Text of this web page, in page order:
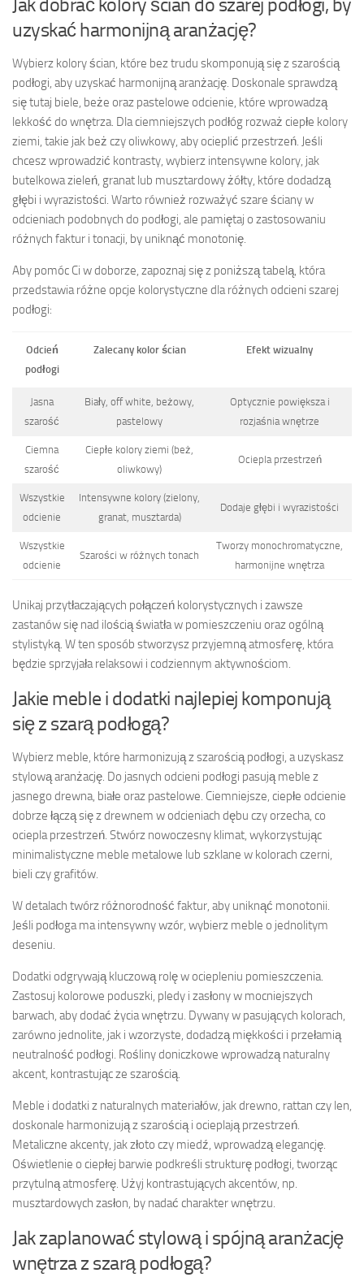
uzyskać harmonijną aranżację?
Wybierz kolory ścian, które bez trudu skomponują się z szarością
podłogi, aby uzyskać harmonijną aranżację. Doskonale sprawdzą
się tutaj biele, beże oraz pastelowe odcienie, które wprowadzą
lekkość do wnętrza. Dla ciemniejszych podłóg rozważ ciepłe kolory
ziemi, takie jak beż czy oliwkowy, aby ocieplić przestrzeń. Jeśli
chcesz wprowadzić kontrasty, wybierz intensywne kolory, jak
butelkowa zieleń, granat lub musztardowy żółty, które dodadzą
głębi i wyrazistości. Warto również rozważyć szare ściany w
odcieniach podobnych do podłogi, ale pamiętaj o zastosowaniu
różnych faktur i tonacji, by uniknąć monotonię.
Aby pomóc Ci w doborze, zapoznaj się z poniższą tabelą, która
przedstawia różne opcje kolorystyczne dla różnych odcieni szarej
podłogi:
Odcień
podłogi
Zalecany kolor ścian Efekt wizualny
Jasna
szarość
Biały, off white, beżowy,
pastelowy
Optycznie powiększa i
rozjaśnia wnętrze
Ciemna
szarość
Ciepłe kolory ziemi (beż,
oliwkowy)
Ociepla przestrzeń
Wszystkie
odcienie
Intensywne kolory (zielony,
granat, musztarda)
Dodaje głębi i wyrazistości
Wszystkie
odcienie
Szarości w różnych tonach
Tworzy monochromatyczne,
harmonijne wnętrza
Unikaj przytłaczających połączeń kolorystycznych i zawsze
zastanów się nad ilością światła w pomieszczeniu oraz ogólną
stylistyką. W ten sposób stworzysz przyjemną atmosferę, która
będzie sprzyjała relaksowi i codziennym aktywnościom.
Jakie meble i dodatki najlepiej komponują
się z szarą podłogą?
Wybierz meble, które harmonizują z szarością podłogi, a uzyskasz
stylową aranżację. Do jasnych odcieni podłogi pasują meble z
jasnego drewna, białe oraz pastelowe. Ciemniejsze, ciepłe odcienie
dobrze łączą się z drewnem w odcieniach dębu czy orzecha, co
ociepla przestrzeń. Stwórz nowoczesny klimat, wykorzystując
minimalistyczne meble metalowe lub szklane w kolorach czerni,
bieli czy grafitów.
W detalach twórz różnorodność faktur, aby uniknąć monotonii.
Jeśli podłoga ma intensywny wzór, wybierz meble o jednolitym
deseniu.
Dodatki odgrywają kluczową rolę w ociepleniu pomieszczenia.
Zastosuj kolorowe poduszki, pledy i zasłony w mocniejszych
barwach, aby dodać życia wnętrzu. Dywany w pasujących kolorach,
zarówno jednolite, jak i wzorzyste, dodadzą miękkości i przełamią
neutralność podłogi. Rośliny doniczkowe wprowadzą naturalny
akcent, kontrastując ze szarością.
Meble i dodatki z naturalnych materiałów, jak drewno, rattan czy len,
doskonale harmonizują z szarością i ocieplają przestrzeń.
Metaliczne akcenty, jak złoto czy miedź, wprowadzą elegancję.
Oświetlenie o ciepłej barwie podkreśli strukturę podłogi, tworząc
przytulną atmosferę. Użyj kontrastujących akcentów, np.
musztardowych zasłon, by nadać charakter wnętrzu.
Jak zaplanować stylową i spójną aranżację
wnętrza z szarą podłogą?